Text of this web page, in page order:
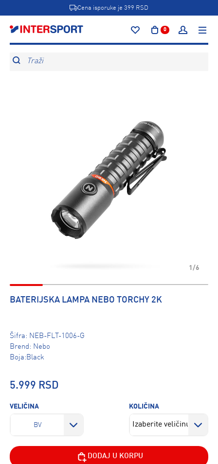
Cena isporuke je 399 RSD
0
Traži
1/6
BATERIJSKA LAMPA NEBO TORCHY 2K
Šifra: NEB-FLT-1006-G
Brend: Nebo
Boja:Black
5.999 RSD
VELIČINA
BV
KOLIČINA
DODAJ U KORPU